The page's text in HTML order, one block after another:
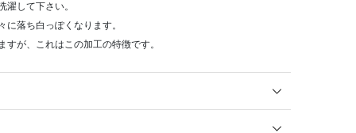
濯して下さい。
落ち白っぽくなります。
が、これはこの加工の特徴です。